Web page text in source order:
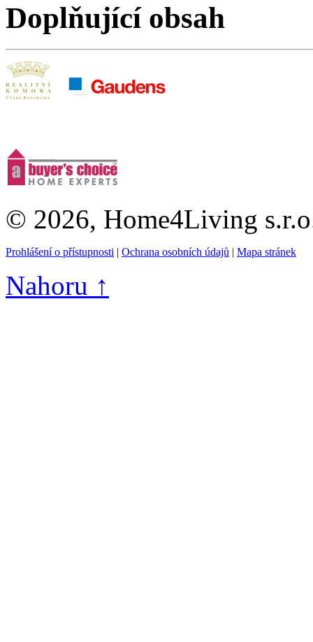
Doplňující obsah
© 2026, Home4Living
Prohlášení o přístupnosti | Ochrana osobních údajů | Mapa stránek
Nahoru ↑